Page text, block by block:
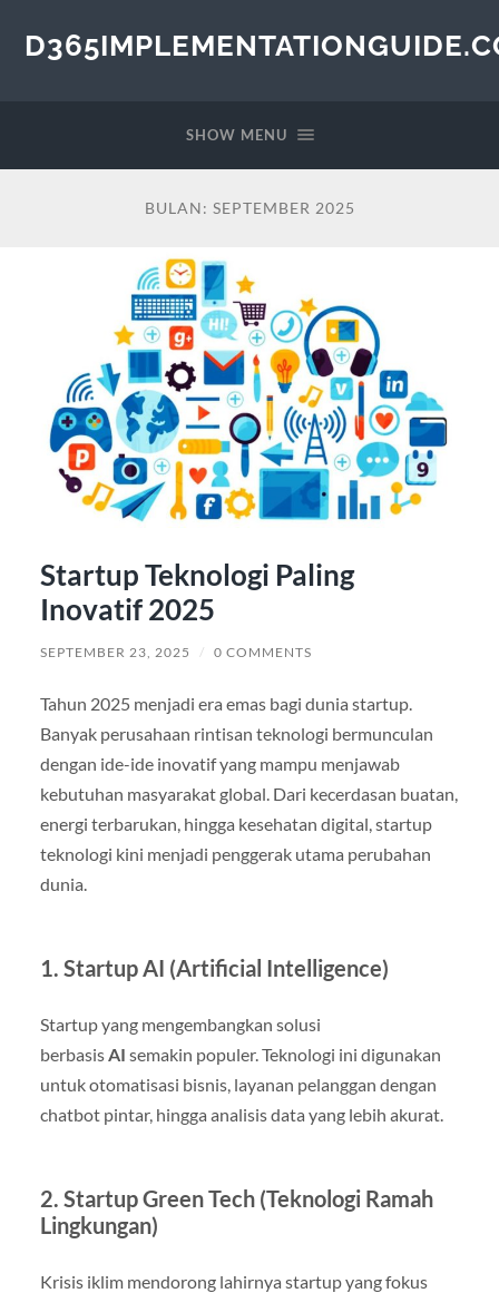
SHOW MENU
BULAN: SEPTEMBER 2025
Startup Teknologi Paling
Inovatif 2025
SEPTEMBER 23, 2025 / 0 COMMENTS
Tahun 2025 menjadi era emas bagi dunia startup.
Banyak perusahaan rintisan teknologi bermunculan
dengan ide-ide inovatif yang mampu menjawab
kebutuhan masyarakat global. Dari kecerdasan buatan,
energi terbarukan, hingga kesehatan digital, startup
teknologi kini menjadi penggerak utama perubahan
dunia.
1. Startup AI (Artificial Intelligence)
Startup yang mengembangkan solusi
berbasis AI semakin populer. Teknologi ini digunakan
untuk otomatisasi bisnis, layanan pelanggan dengan
chatbot pintar, hingga analisis data yang lebih akurat.
2. Startup Green Tech (Teknologi Ramah
Lingkungan)
Krisis iklim mendorong lahirnya startup yang fokus